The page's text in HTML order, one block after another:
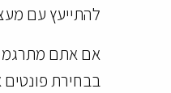
להתייעץ עם
אם אתם
בבחירת פונטים